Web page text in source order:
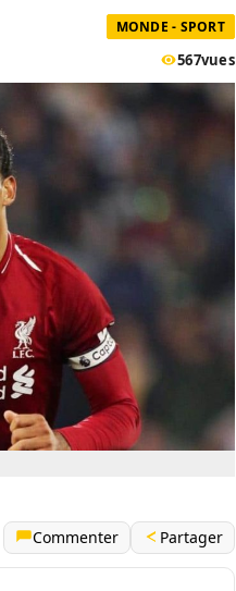
MONDE - SPORT
567vues
Commenter Partager